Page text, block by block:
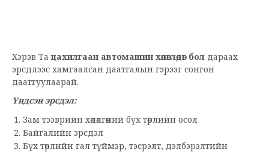
Хэрэв Та цахилгаан автомашин хөлөглөдөг бол дараах
эрсдлээс хамгаалсан даатгалын гэрээг сонгон
даатгуулаарай.
Үндсэн эрсдэл:
Зам тээврийн хөдөлгөөний бүх төрлийн осол
Байгалийн эрсдэл
Бүх төрлийн гал түймэр, тэсрэлт, дэлбэрэлтийн